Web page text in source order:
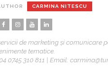
CARMINA NITESCU
de marketing și comunicare
tematice.
0745 310 811 | Email: